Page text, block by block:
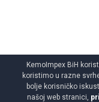
KemoImpex BiH
koristimo u razne
bolje korisničko
našoj web stranici,